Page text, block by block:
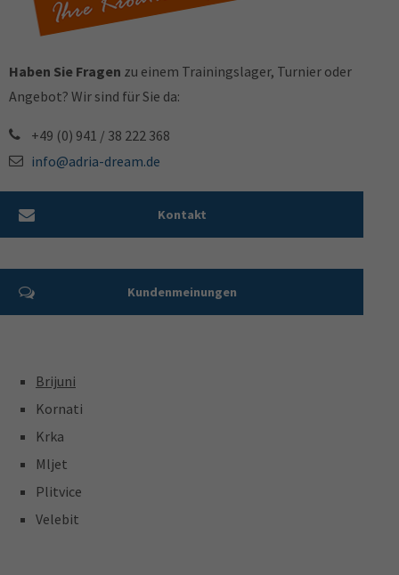
Haben Sie Fragen zu einem Trainingslager, Turnier oder
Angebot? Wir sind für Sie da:
+49 (0) 941 / 38 222 368
info@adria-dream.de
Kontakt
Kundenmeinungen
Brijuni
Kornati
Krka
Mljet
Plitvice
Velebit